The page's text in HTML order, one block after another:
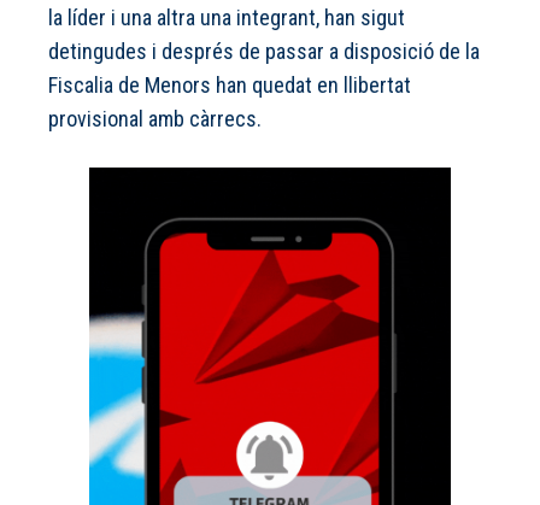
la líder i una altra una integrant, han sigut
detingudes i després de passar a disposició de la
Fiscalia de Menors han quedat en llibertat
provisional amb càrrecs.